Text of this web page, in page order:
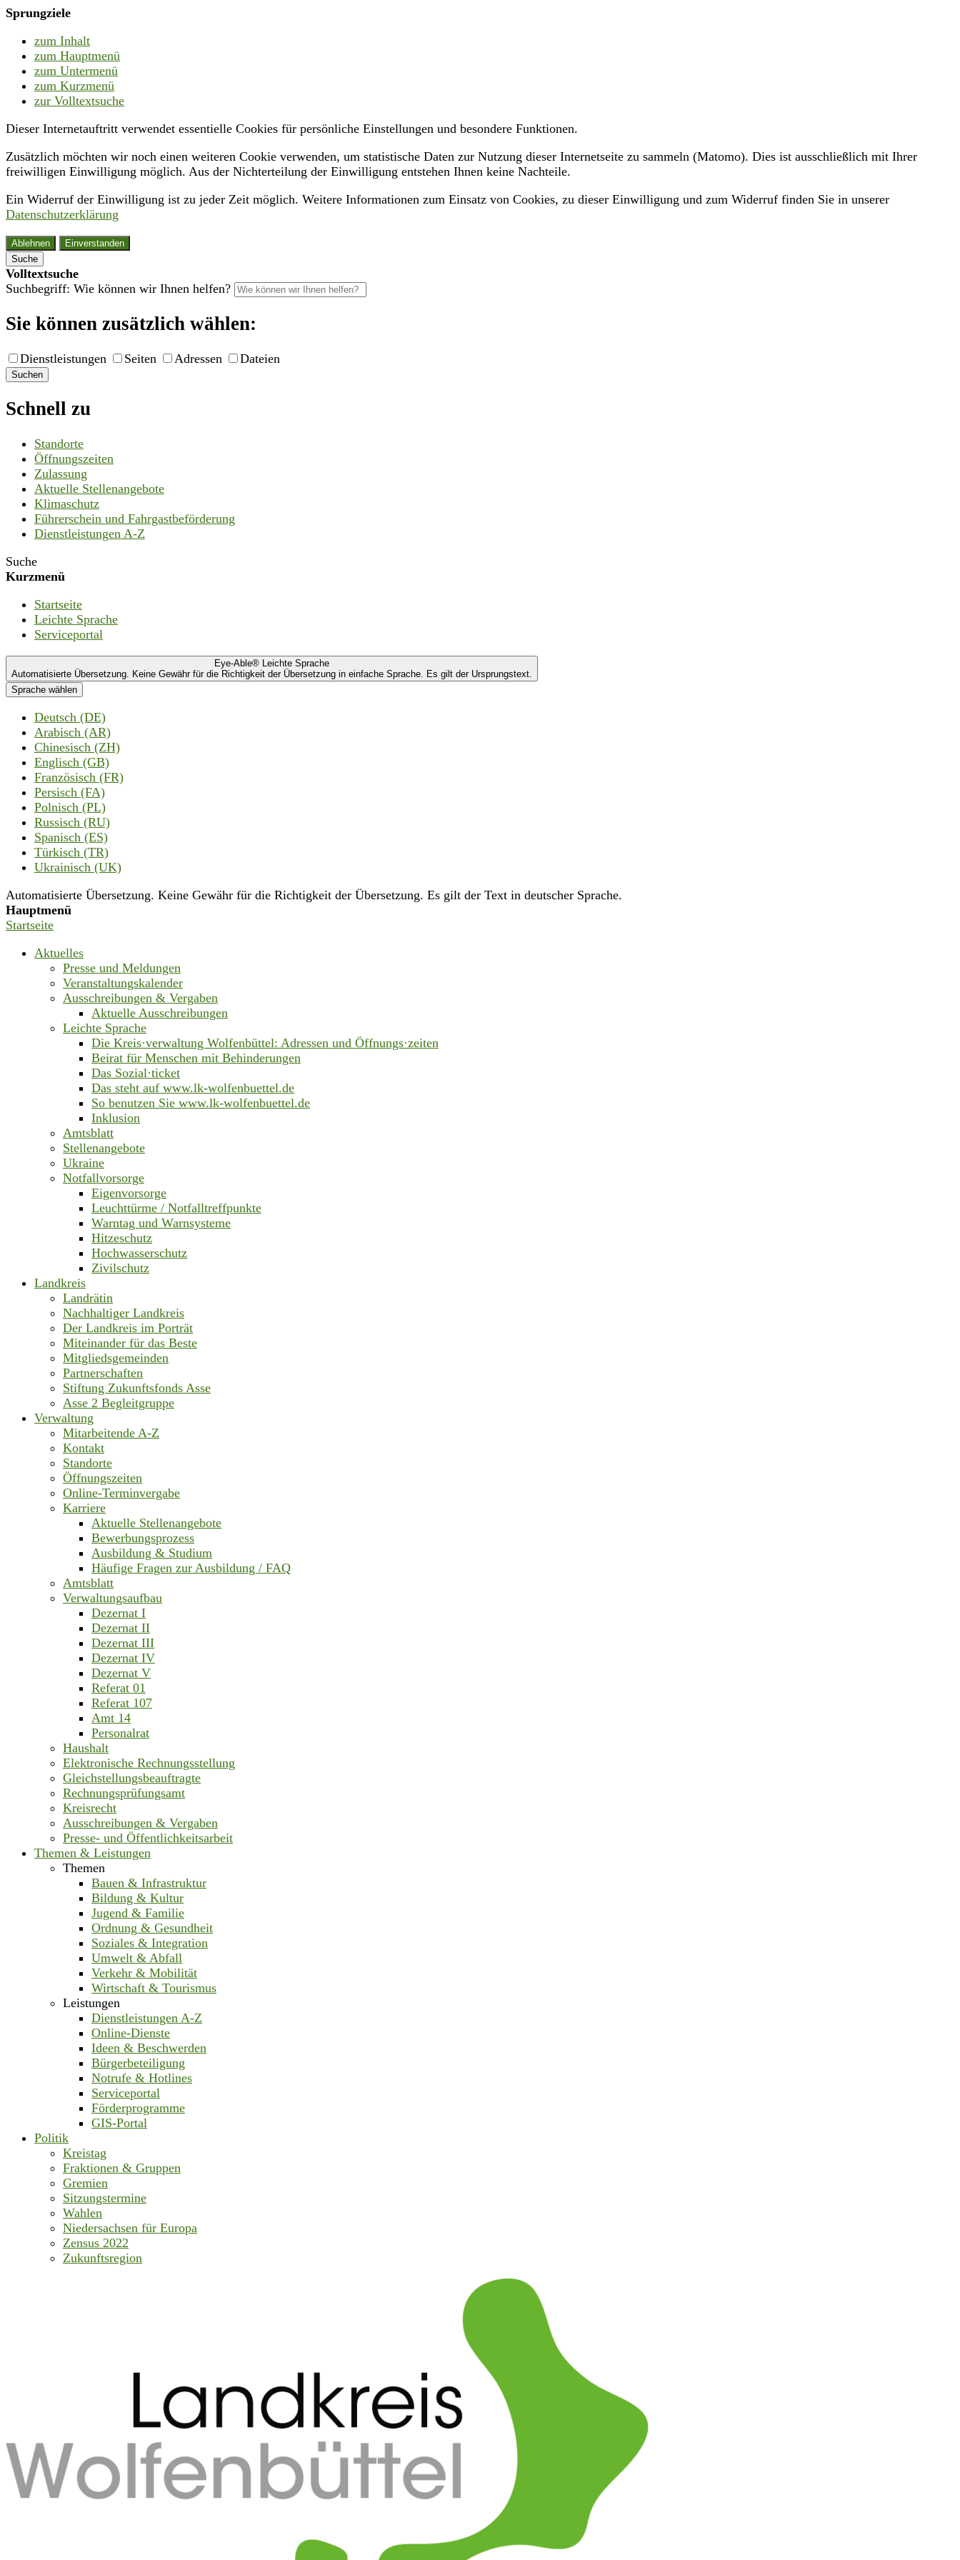
Sprungziele
zum Inhalt
zum Hauptmenü
zum Untermenü
zum Kurzmenü
zur Volltextsuche
Dieser Internetauftritt verwendet essentielle Cookies für persönliche Einstellungen und besondere Funktionen.
Zusätzlich möchten wir noch einen weiteren Cookie verwenden, um statistische Daten zur Nutzung dieser Internetseite zu sammeln (Matomo). Dies ist ausschließlich mit Ihrer
freiwilligen Einwilligung möglich. Aus der Nichterteilung der Einwilligung entstehen Ihnen keine Nachteile.
Ein Widerruf der Einwilligung ist zu jeder Zeit möglich. Weitere Informationen zum Einsatz von Cookies, zu dieser Einwilligung und zum Widerruf finden Sie in unserer
Datenschutzerklärung
Ablehnen
Einverstanden
Suche
Volltextsuche
Suchbegriff: Wie können wir Ihnen helfen?
Sie können zusätzlich wählen:
Dienstleistungen Seiten Adressen Dateien
Suchen
Schnell zu
Standorte
Öffnungszeiten
Zulassung
Aktuelle Stellenangebote
Klimaschutz
Führerschein und Fahrgastbeförderung
Dienstleistungen A-Z
Suche
Kurzmenü
Startseite
Leichte Sprache
Serviceportal
Eye-Able® Leichte Sprache
Automatisierte Übersetzung. Keine Gewähr für die Richtigkeit der Übersetzung in einfache Sprache. Es gilt der Ursprungstext.
Sprache wählen
Deutsch (DE)
Arabisch (AR)
Chinesisch (ZH)
Englisch (GB)
Französisch (FR)
Persisch (FA)
Polnisch (PL)
Russisch (RU)
Spanisch (ES)
Türkisch (TR)
Ukrainisch (UK)
Automatisierte Übersetzung. Keine Gewähr für die Richtigkeit der Übersetzung. Es gilt der Text in deutscher Sprache.
Hauptmenü
Startseite
Aktuelles
Presse und Meldungen
Veranstaltungskalender
Ausschreibungen & Vergaben
Aktuelle Ausschreibungen
Leichte Sprache
Die Kreis·verwaltung Wolfenbüttel: Adressen und Öffnungs·zeiten
Beirat für Menschen mit Behinderungen
Das Sozial·ticket
Das steht auf www.lk-wolfenbuettel.de
So benutzen Sie www.lk-wolfenbuettel.de
Inklusion
Amtsblatt
Stellenangebote
Ukraine
Notfallvorsorge
Eigenvorsorge
Leuchttürme / Notfalltreffpunkte
Warntag und Warnsysteme
Hitzeschutz
Hochwasserschutz
Zivilschutz
Landkreis
Landrätin
Nachhaltiger Landkreis
Der Landkreis im Porträt
Miteinander für das Beste
Mitgliedsgemeinden
Partnerschaften
Stiftung Zukunftsfonds Asse
Asse 2 Begleitgruppe
Verwaltung
Mitarbeitende A-Z
Kontakt
Standorte
Öffnungszeiten
Online-Terminvergabe
Karriere
Aktuelle Stellenangebote
Bewerbungsprozess
Ausbildung & Studium
Häufige Fragen zur Ausbildung / FAQ
Amtsblatt
Verwaltungsaufbau
Dezernat I
Dezernat II
Dezernat III
Dezernat IV
Dezernat V
Referat 01
Referat 107
Amt 14
Personalrat
Haushalt
Elektronische Rechnungsstellung
Gleichstellungsbeauftragte
Rechnungsprüfungsamt
Kreisrecht
Ausschreibungen & Vergaben
Presse- und Öffentlichkeitsarbeit
Themen & Leistungen
Themen
Bauen & Infrastruktur
Bildung & Kultur
Jugend & Familie
Ordnung & Gesundheit
Soziales & Integration
Umwelt & Abfall
Verkehr & Mobilität
Wirtschaft & Tourismus
Leistungen
Dienstleistungen A-Z
Online-Dienste
Ideen & Beschwerden
Bürgerbeteiligung
Notrufe & Hotlines
Serviceportal
Förderprogramme
GIS-Portal
Politik
Kreistag
Fraktionen & Gruppen
Gremien
Sitzungstermine
Wahlen
Niedersachsen für Europa
Zensus 2022
Zukunftsregion